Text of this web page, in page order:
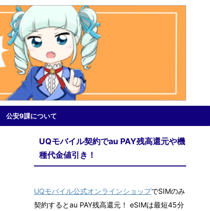
公安9課について
UQモバイル契約でau PAY残高還元や機
種代金値引き！
UQモバイル公式オンラインショップでSIMのみ
契約するとau PAY残高還元！ eSIMは最短45分